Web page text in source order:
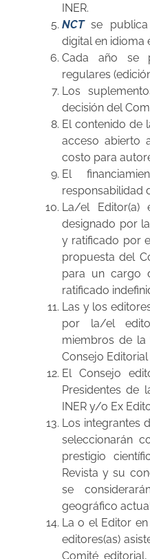
INER.
NCTse publica
digital en idioma
Cada año se
regulares
Los
decisión del
El contenido de
acceso abierto
costo para
El
responsabilidad
La/el Editor(a)
designado por
y ratificado por
propuesta del
para un cargo
ratificado
Las y los
por la/el
miembros de la
Consejo
El Consejo
Presidentes de
INER y/o Ex
Los integrantes
seleccionarán
prestigio
Revista y su
se
geográfico
La o el Editor
editores(as)
Comité